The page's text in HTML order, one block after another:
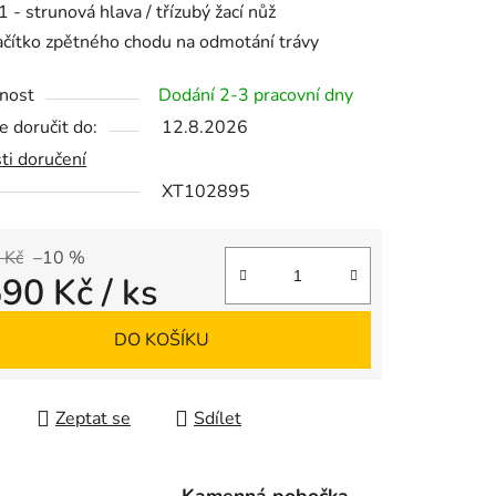
- strunová hlava / třízubý žací nůž
zpětného chodu na odmotání trávy
Dodání 2-3 pracovní dny
doručit do:
12.8.2026
doručení
XT102895
–10 %
Kč/ ks
DO KOŠÍKU
Zeptat se Sdílet